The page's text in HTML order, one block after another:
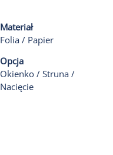
Więcej zdjęć
Materiał
Folia / Papier
Opcja
Okienko / Struna /
Nacięcie